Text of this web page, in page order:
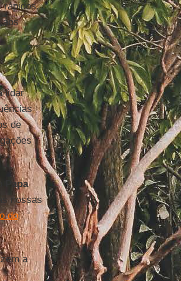
rápidos,
aos
lidar
de
Papa
nossas
do
a